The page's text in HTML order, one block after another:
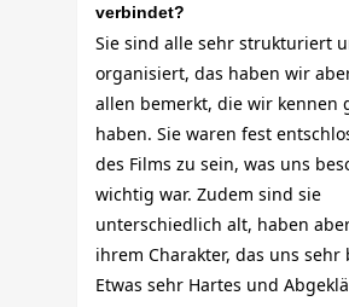
verbindet?
Sie sind alle sehr strukturiert
organisiert, das haben wir
allen bemerkt, die wir kennen
haben. Sie waren fest
des Films zu sein, was uns
wichtig war. Zudem sind sie
unterschiedlich alt, haben
ihrem Charakter, das uns
Etwas sehr Hartes und